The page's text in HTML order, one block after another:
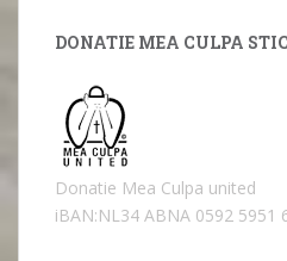
DONATIE MEA CULPA
Donatie Mea Culpa united
iBAN:NL34 ABNA 0592 5951